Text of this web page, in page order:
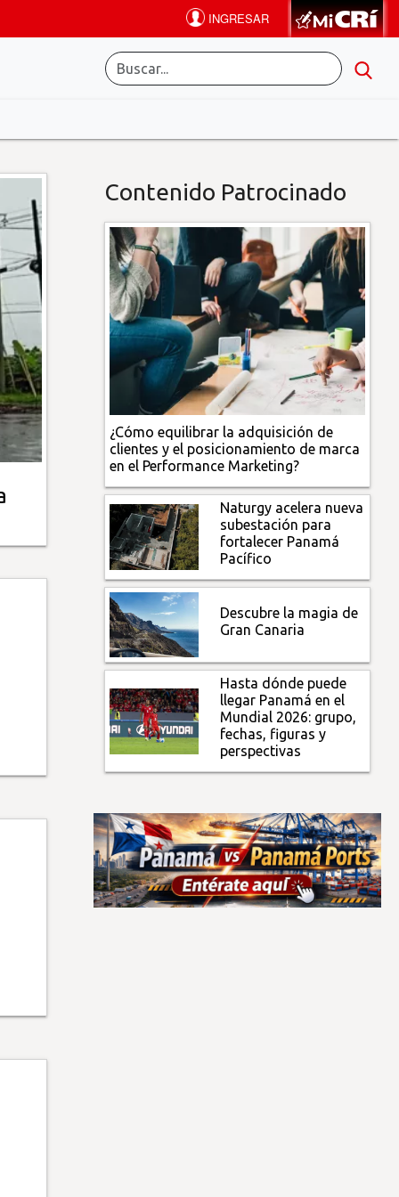
Contenido Patrocinado
¿Cómo equilibrar la adquisición de
clientes y el posicionamiento de marca
en el Performance Marketing?
Naturgy acelera nueva
subestación para
fortalecer Panamá
Pacífico
Descubre la magia de
Gran Canaria
Hasta dónde puede
llegar Panamá en el
Mundial 2026: grupo,
fechas, figuras y
perspectivas